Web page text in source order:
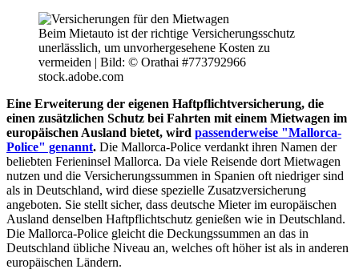
Beim Mietauto ist der richtige Versicherungsschutz
unerlässlich, um unvorhergesehene Kosten zu
vermeiden | Bild: © Orathai #773792966
stock.adobe.com
Eine Erweiterung der eigenen Haftpflichtversicherung, die
einen zusätzlichen Schutz bei Fahrten mit einem Mietwagen im
europäischen Ausland bietet, wird passenderweise "Mallorca-
Police" genannt. Die Mallorca-Police verdankt ihren Namen der
beliebten Ferieninsel Mallorca. Da viele Reisende dort Mietwagen
nutzen und die Versicherungssummen in Spanien oft niedriger sind
als in Deutschland, wird diese spezielle Zusatzversicherung
angeboten. Sie stellt sicher, dass deutsche Mieter im europäischen
Ausland denselben Haftpflichtschutz genießen wie in Deutschland.
Die Mallorca-Police gleicht die Deckungssummen an das in
Deutschland übliche Niveau an, welches oft höher ist als in anderen
europäischen Ländern.